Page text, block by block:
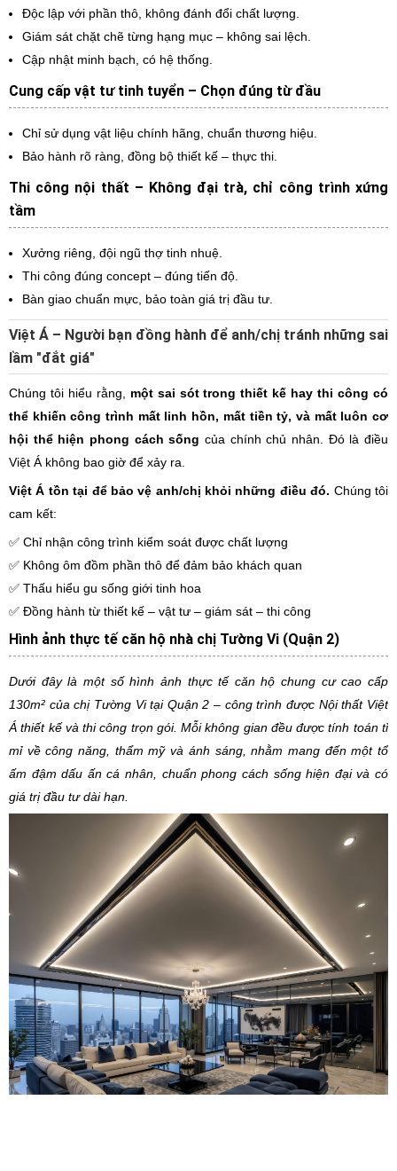
Độc lập với phần thô, không đánh đổi chất lượng.
Giám sát chặt chẽ từng hạng mục – không sai lệch.
Cập nhật minh bạch, có hệ thống.
Cung cấp vật tư tinh tuyển – Chọn đúng từ đầu
Chỉ sử dụng vật liệu chính hãng, chuẩn thương hiệu.
Bảo hành rõ ràng, đồng bộ thiết kế – thực thi.
Thi công nội thất – Không đại trà, chỉ công trình xứng
tầm
Xưởng riêng, đội ngũ thợ tinh nhuệ.
Thi công đúng concept – đúng tiến độ.
Bàn giao chuẩn mực, bảo toàn giá trị đầu tư.
Việt Á – Người bạn đồng hành để anh/chị tránh những sai
lầm "đắt giá"
Chúng tôi hiểu rằng, một sai sót trong thiết kế hay thi công có
thể khiến công trình mất linh hồn, mất tiền tỷ, và mất luôn cơ
hội thể hiện phong cách sống của chính chủ nhân. Đó là điều
Việt Á không bao giờ để xảy ra.
Việt Á tồn tại để bảo vệ anh/chị khỏi những điều đó. Chúng tôi
cam kết:
✅ Chỉ nhận công trình kiểm soát được chất lượng
✅ Không ôm đồm phần thô để đảm bảo khách quan
✅ Thấu hiểu gu sống giới tinh hoa
✅ Đồng hành từ thiết kế – vật tư – giám sát – thi công
Hình ảnh thực tế căn hộ nhà chị Tường Vi (Quận 2)
Dưới đây là một số hình ảnh thực tế căn hộ chung cư cao cấp
130m² của chị Tường Vi tại Quận 2 – công trình được Nội thất Việt
Á thiết kế và thi công trọn gói. Mỗi không gian đều được tính toán tỉ
mỉ về công năng, thẩm mỹ và ánh sáng, nhằm mang đến một tổ
ấm đậm dấu ấn cá nhân, chuẩn phong cách sống hiện đại và có
giá trị đầu tư dài hạn.